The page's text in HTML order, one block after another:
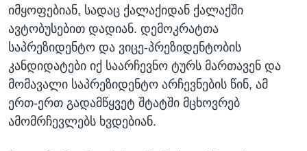
იმყოფებიან, სადაც ქალაქიდან ქალაქში
ავტობუსებით დადიან. დემოკრატთა
საპრეზიდენტო და ვიცე-პრეზიდენტობის
კანდიდატები იქ საარჩევნო ტურს მართავენ და
მომავალი საპრეზიდენტო არჩევნების წინ, ამ
ერთ-ერთ გადამწყვეტ შტატში მცხოვრებ
ამომრჩევლებს ხვდებიან.